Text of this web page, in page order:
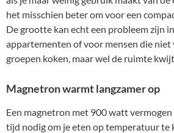
het misschien beter om voor een
De grootte kan echt een probleem zijn
appartementen of voor mensen die niet
groepen koken, maar wel de ruimte
Magnetron warmt langzamer op
Een magnetron met 900 watt
tijd nodig om je eten op temperatuur te